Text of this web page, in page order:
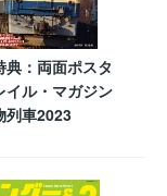
典：両面ポスタ
イル・マガジン
列車2023